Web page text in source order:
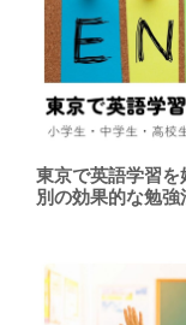
東京で英語学習
別の効果的な勉強